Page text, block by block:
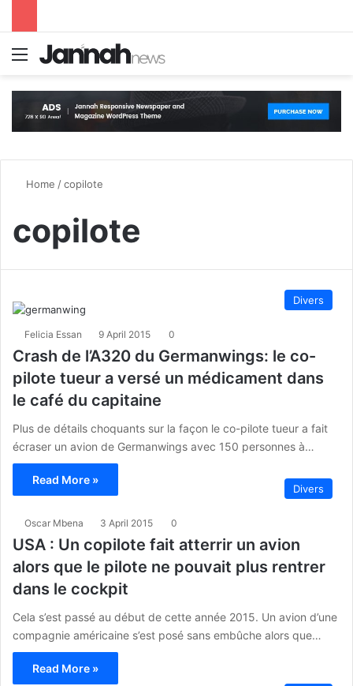
Menu
Home /copilote
copilote
Divers
Felicia Essan 9 April 2015 0
Crash de l’A320 du Germanwings: le co-
pilote tueur a versé un médicament dans
le café du capitaine
Plus de détails choquants sur la façon le co-pilote tueur a fait
écraser un avion de Germanwings avec 150 personnes à…
Read More »
Divers
Oscar Mbena 3 April 2015 0
USA : Un copilote fait atterrir un avion
alors que le pilote ne pouvait plus rentrer
dans le cockpit
Cela s’est passé au début de cette année 2015. Un avion d’une
compagnie américaine s’est posé sans embûche alors que…
Read More »